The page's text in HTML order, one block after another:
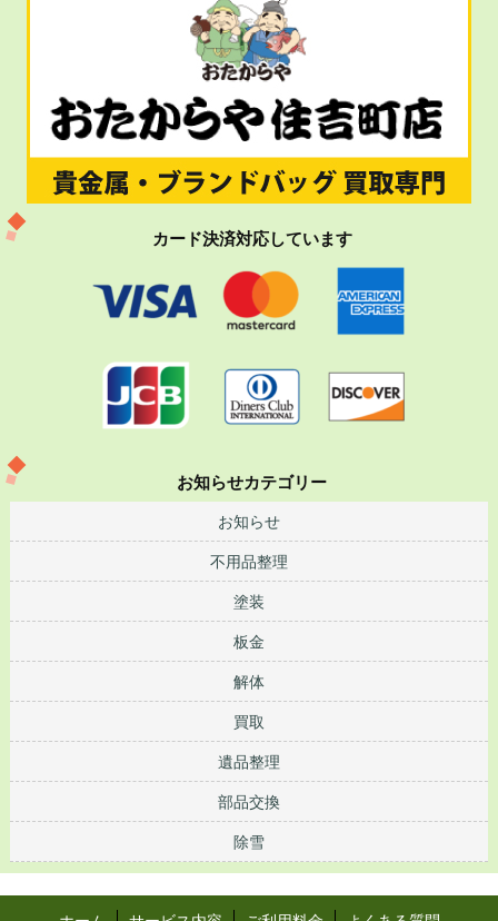
カード決済対応しています
お知らせカテゴリー
お知らせ
不用品整理
塗装
板金
解体
買取
遺品整理
部品交換
除雪